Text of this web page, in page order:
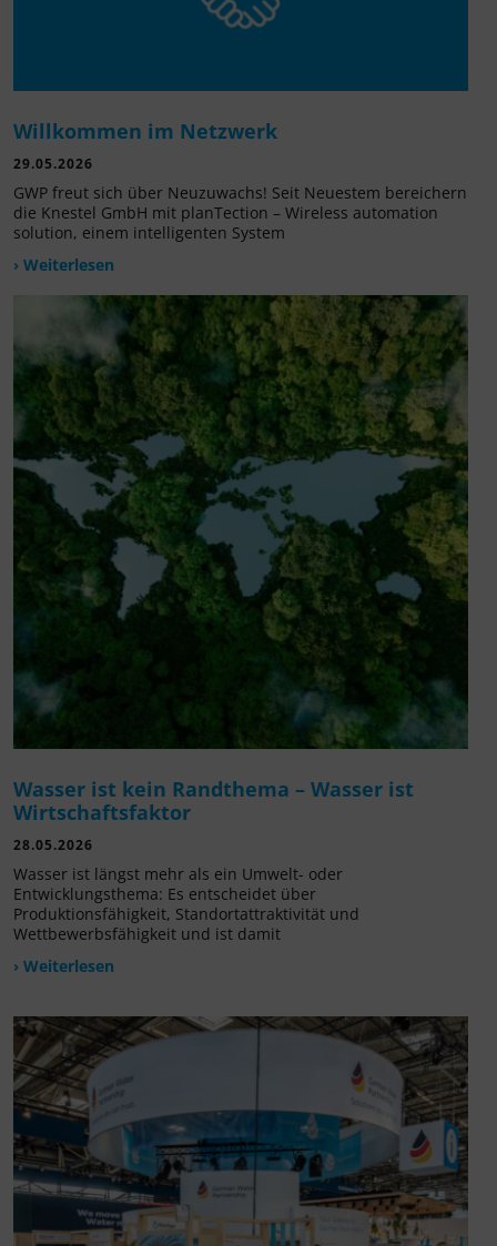
Willkommen im Netzwerk
29.05.2026
GWP freut sich über Neuzuwachs! Seit Neuestem bereichern
die Knestel GmbH mit planTection – Wireless automation
solution, einem intelligenten System
› Weiterlesen
Wasser ist kein Randthema – Wasser ist
Wirtschaftsfaktor
28.05.2026
Wasser ist längst mehr als ein Umwelt- oder
Entwicklungsthema: Es entscheidet über
Produktionsfähigkeit, Standortattraktivität und
Wettbewerbsfähigkeit und ist damit
› Weiterlesen